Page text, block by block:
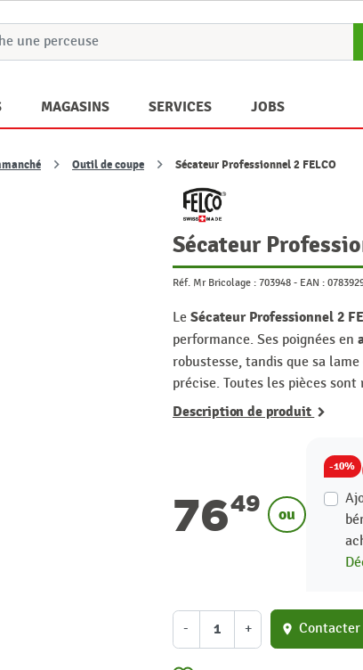
MAGASINS SERVICES JOBS
Outil de coupe Sécateur Professionnel 2 FELCO
Sécateur
Réf. Mr Bricolage : 703948 - EAN :
Le Sécateur Professionnel 2
performance. Ses poignées en
robustesse, tandis que sa lame
précise. Toutes les pièces sont
Description de produit
7649 ou
-10%
- + location_on Contacter